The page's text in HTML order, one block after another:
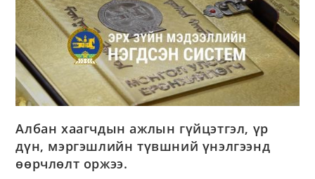
Албан хаагчдын ажлын гүйцэтгэл, үр
дүн, мэргэшлийн түвшний үнэлгээнд
өөрчлөлт оржээ.